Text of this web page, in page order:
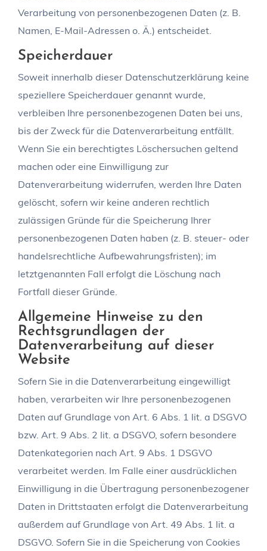
Verarbeitung von personenbezogenen Daten (z. B.
Namen, E-Mail-Adressen o. Ä.) entscheidet.
Speicherdauer
Soweit innerhalb dieser Datenschutzerklärung keine
speziellere Speicherdauer genannt wurde,
verbleiben Ihre personenbezogenen Daten bei uns,
bis der Zweck für die Datenverarbeitung entfällt.
Wenn Sie ein berechtigtes Löschersuchen geltend
machen oder eine Einwilligung zur
Datenverarbeitung widerrufen, werden Ihre Daten
gelöscht, sofern wir keine anderen rechtlich
zulässigen Gründe für die Speicherung Ihrer
personenbezogenen Daten haben (z. B. steuer- oder
handelsrechtliche Aufbewahrungsfristen); im
letztgenannten Fall erfolgt die Löschung nach
Fortfall dieser Gründe.
Allgemeine Hinweise zu den
Rechtsgrundlagen der
Datenverarbeitung auf dieser
Website
Sofern Sie in die Datenverarbeitung eingewilligt
haben, verarbeiten wir Ihre personenbezogenen
Daten auf Grundlage von Art. 6 Abs. 1 lit. a DSGVO
bzw. Art. 9 Abs. 2 lit. a DSGVO, sofern besondere
Datenkategorien nach Art. 9 Abs. 1 DSGVO
verarbeitet werden. Im Falle einer ausdrücklichen
Einwilligung in die Übertragung personenbezogener
Daten in Drittstaaten erfolgt die Datenverarbeitung
außerdem auf Grundlage von Art. 49 Abs. 1 lit. a
DSGVO. Sofern Sie in die Speicherung von Cookies